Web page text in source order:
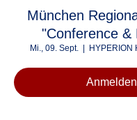
München
"Conference &
Mi., 09. Sept. HYPERION
Anmelden